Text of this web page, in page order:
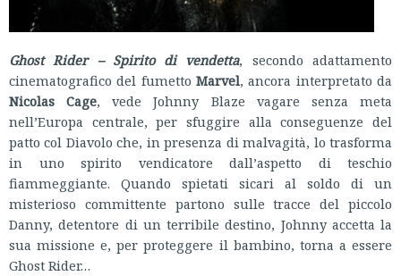
Ghost Rider – Spirito di vendetta, secondo adattamento
cinematografico del fumetto Marvel, ancora interpretato da
Nicolas Cage, vede Johnny Blaze vagare senza meta
nell’Europa centrale, per sfuggire alla conseguenze del
patto col Diavolo che, in presenza di malvagità, lo trasforma
in uno spirito vendicatore dall’aspetto di teschio
fiammeggiante. Quando spietati sicari al soldo di un
misterioso committente partono sulle tracce del piccolo
Danny, detentore di un terribile destino, Johnny accetta la
sua missione e, per proteggere il bambino, torna a essere
Ghost Rider…